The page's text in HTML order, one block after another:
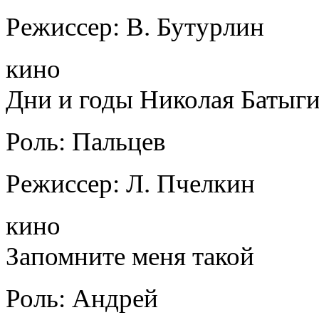
Режиссер: В. Бутурлин
кино
Дни и годы Николая
Роль: Пальцев
Режиссер: Л. Пчелкин
кино
Запомните меня такой
Роль: Андрей